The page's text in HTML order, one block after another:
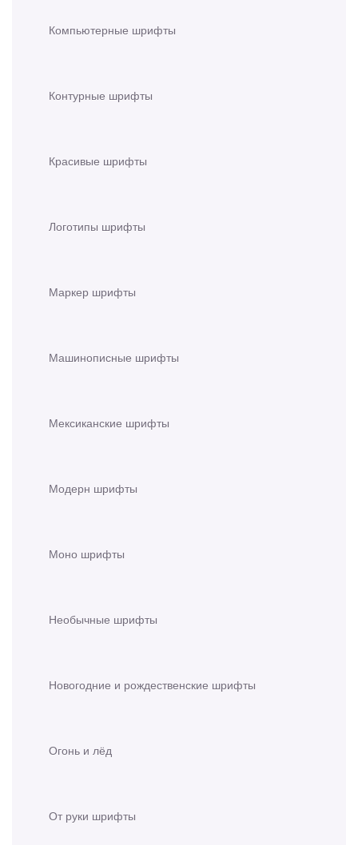
Компьютерные шрифты
Контурные шрифты
Красивые шрифты
Логотипы шрифты
Маркер шрифты
Машинописные шрифты
Мексиканские шрифты
Модерн шрифты
Моно шрифты
Необычные шрифты
Новогодние и рождественские шрифты
Огонь и лёд
От руки шрифты